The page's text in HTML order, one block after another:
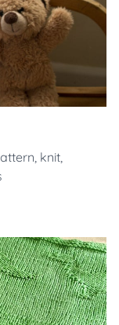
, knit,